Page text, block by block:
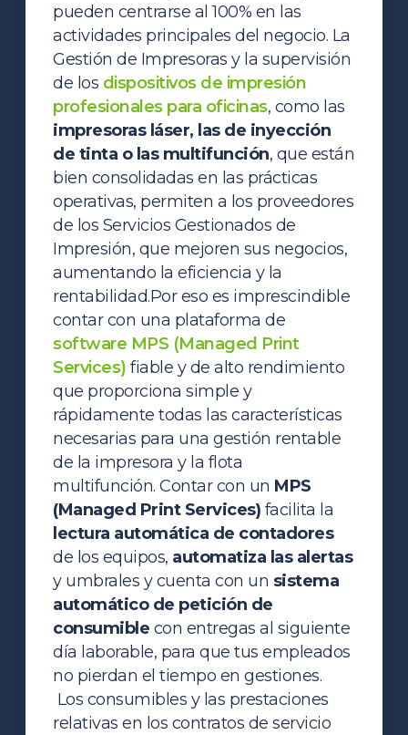
pueden centrarse al 100% en las
actividades principales del negocio. La
Gestión de Impresoras y la supervisión
de los dispositivos de impresión
profesionales para oficinas, como las
impresoras láser, las de inyección
de tinta o las multifunción, que están
bien consolidadas en las prácticas
operativas, permiten a los proveedores
de los Servicios Gestionados de
Impresión, que mejoren sus negocios,
aumentando la eficiencia y la
rentabilidad.Por eso es imprescindible
contar con una plataforma de
software MPS (Managed Print
Services)fiable y de alto rendimiento
que proporciona simple y
rápidamente todas las características
necesarias para una gestión rentable
de la impresora y la flota
multifunción.Contar con un MPS
(Managed Print Services) facilita la
lectura automática de contadores
de los equipos, automatiza las alertas
y umbrales y cuenta con un sistema
automático de petición de
consumible con entregas al siguiente
día laborable, para que tus empleados
no pierdan el tiempo en gestiones.
Los consumibles y las prestaciones
relativas en los contratos de servicio